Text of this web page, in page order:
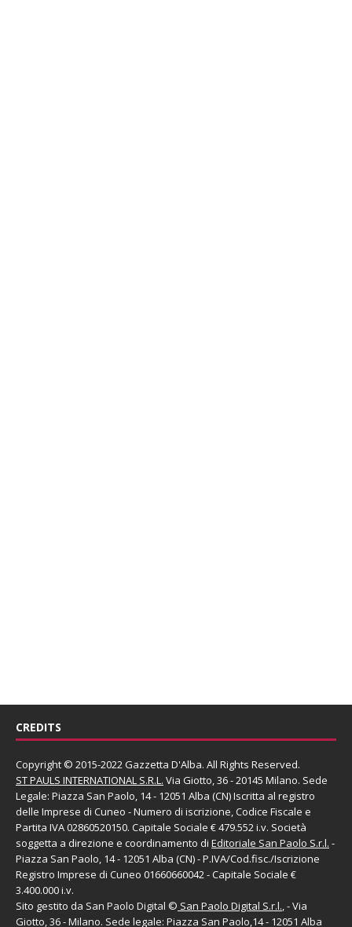
CREDITS
Copyright © 2015-2022 Gazzetta D'Alba. All Rights Reserved.
ST PAULS INTERNATIONAL S.R.L. Via Giotto, 36 - 20145 Milano. Sede
Legale: Piazza San Paolo, 14 - 12051 Alba (CN) Iscritta al registro
delle Imprese di Cuneo - Numero di iscrizione, Codice Fiscale e
Partita IVA 02860520150. Capitale Sociale € 479.552 i.v. Società
soggetta a direzione e coordinamento di Editoriale San Paolo S.r.l. -
Piazza San Paolo, 14 - 12051 Alba (CN) - P.IVA/Cod.fisc./Iscrizione
Registro Imprese di Cuneo 01660660042 - Capitale Sociale €
3.400.000 i.v.
Sito gestito da San Paolo Digital © San Paolo Digital S.r.l., - Via
Giotto, 36 - Milano. Sede legale: Piazza San Paolo,14 - 12051 Alba